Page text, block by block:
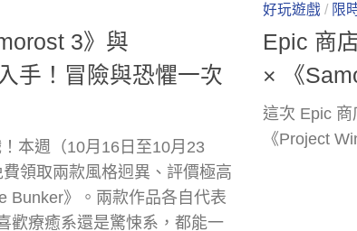
3》與
手！冒險與恐懼一次
本週（10月16日至10月23
領取兩款風格迥異、評價極高
Bunker》。兩款作品各自代表
歡療癒系還是驚悚系，都能一
好玩遊戲 / 限
Epic 商
× 《
這次 Epic 商
《Project